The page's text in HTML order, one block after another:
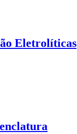
Eletrolíticas